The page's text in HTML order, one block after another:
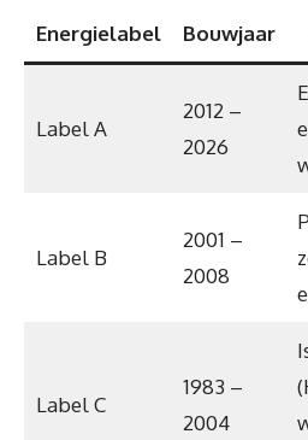
Energielabel Bouwjaar
Label A
2012 –
2026
Label B
2001 –
2008
Label C
1983 –
2004